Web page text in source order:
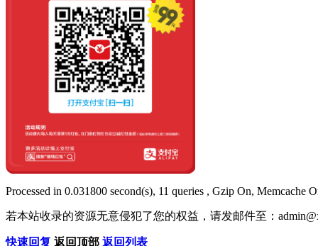
Processed in 0.031800 second(s), 11 queries , Gzip On, Memcache
若本站收录的资源无意侵犯了您的权益，请发邮件至：
快速回复 返回顶部 返回列表